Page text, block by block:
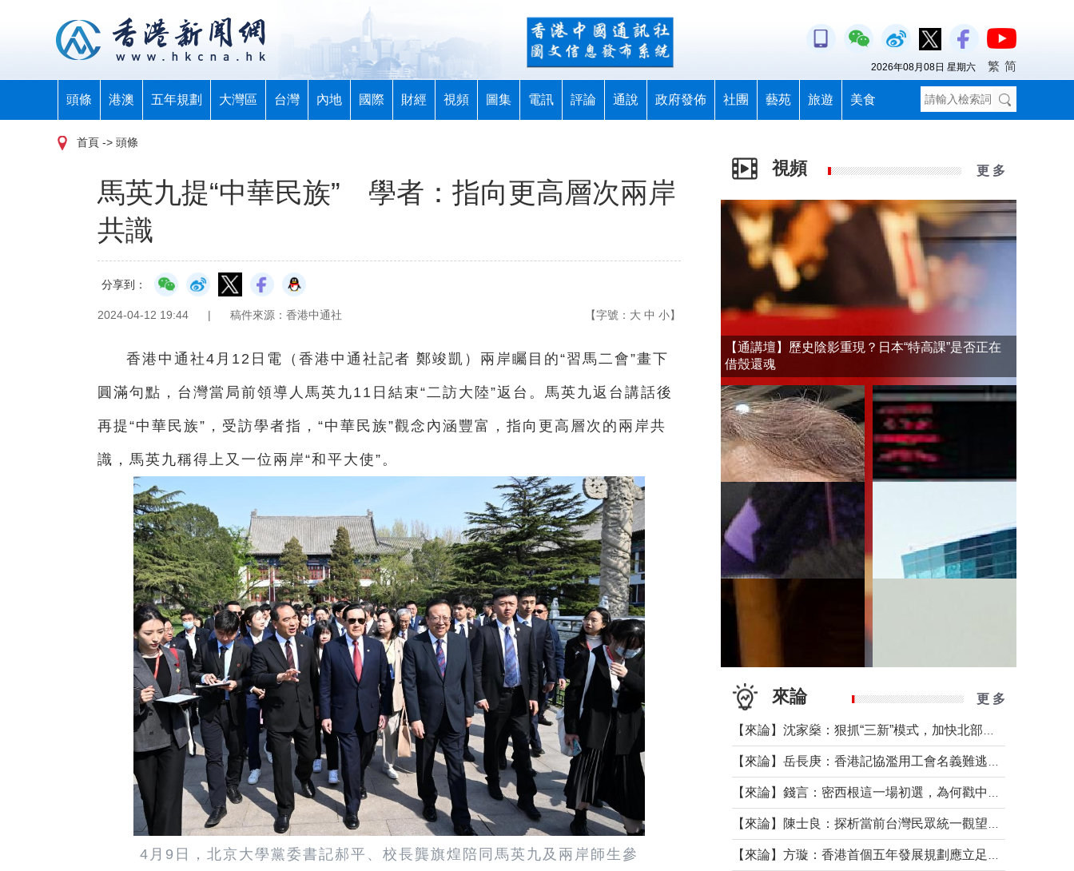
頭條 港澳 五年規劃 大灣區 台灣 內地 國際 財經 視頻 圖集 電訊 評論 通說 政府發佈 社團 藝苑 旅遊 美食
2026年08月08日 星期六 繁 简
首頁 -> 頭條
馬英九提“中華民族” 學者：指向更高層次兩岸
共識
分享到：
2024-04-12 19:44 | 稿件來源：香港中通社 【字號： 大 中 小】
香港中通社4月12日電（香港中通社記者 鄭竣凱）兩岸矚目的“習馬二會”畫下
圓滿句點，台灣當局前領導人馬英九11日結束“二訪大陸”返台。馬英九返台講話後
再提“中華民族”，受訪學者指，“中華民族”觀念內涵豐富，指向更高層次的兩岸共
識，馬英九稱得上又一位兩岸“和平大使”。
4月9日，北京大學黨委書記郝平、校長龔旗煌陪同馬英九及兩岸師生參
視頻 更 多
【通講壇】歷史陰影重現？日本“特高課”是否正在
借殼還魂
來論 更 多